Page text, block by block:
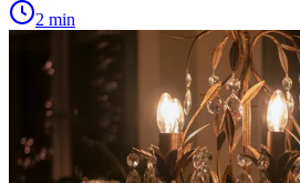
2 min